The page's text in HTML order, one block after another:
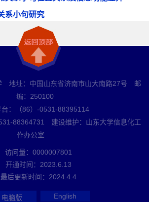
系小句研究
地址：中国山东省济南市山大南路27号 邮
编：250100
台：（86）-0531-88395114
88364731 建设维护：山东大学信息化工
作办公室
访问量： 0000007801
开通时间： 2023 6 13
最后更新时间： 2024 4 4
电脑版 English